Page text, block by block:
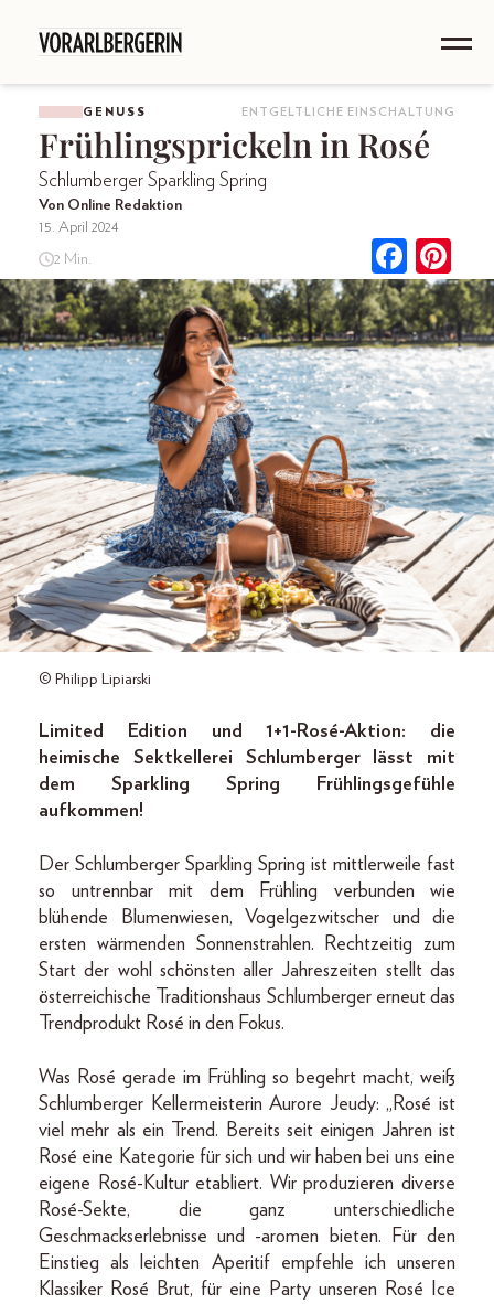
GENUSS ENTGELTLICHE EINSCHALTUNG
Frühlingsprickeln in Rosé
Schlumberger Sparkling Spring
Von Online Redaktion
15. April 2024
2 Min.
© Philipp Lipiarski
Limited Edition und 1+1-Rosé-Aktion: die
heimische Sektkellerei Schlumberger lässt mit
dem Sparkling Spring Frühlingsgefühle
aufkommen!
Der Schlumberger Sparkling Spring ist mittlerweile fast
so untrennbar mit dem Frühling verbunden wie
blühende Blumenwiesen, Vogelgezwitscher und die
ersten wärmenden Sonnenstrahlen. Rechtzeitig zum
Start der wohl schönsten aller Jahreszeiten stellt das
österreichische Traditionshaus Schlumberger erneut das
Trendprodukt Rosé in den Fokus.
Was Rosé gerade im Frühling so begehrt macht, weiß
Schlumberger Kellermeisterin Aurore Jeudy: „Rosé ist
viel mehr als ein Trend. Bereits seit einigen Jahren ist
Rosé eine Kategorie für sich und wir haben bei uns eine
eigene Rosé-Kultur etabliert. Wir produzieren diverse
Rosé-Sekte, die ganz unterschiedliche
Geschmackserlebnisse und -aromen bieten. Für den
Einstieg als leichten Aperitif empfehle ich unseren
Klassiker Rosé Brut, für eine Party unseren Rosé Ice